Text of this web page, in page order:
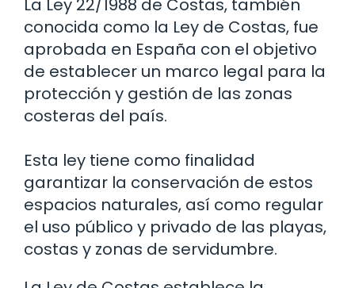
conocida como la Ley de Costas, fue
aprobada en España con el objetivo
de establecer un marco legal para la
protección y gestión de las zonas
costeras del país.
Esta ley tiene como finalidad
garantizar la conservación de estos
espacios naturales, así como regular
el uso público y privado de las playas,
costas y zonas de servidumbre.